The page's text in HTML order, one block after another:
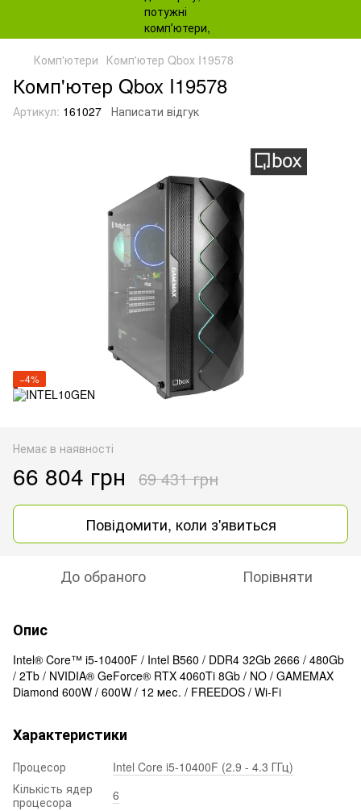
Комп'ютери Комп'ютер Qbox I19578
Комп'ютер Qbox I19578
Артикул: 161027 Написати відгук
−4%
Немає в наявності
66 804 грн 69 431 грн
Повідомити, коли з'явиться
До обраного Порівняти
Опис
Intel® Core™ i5-10400F / Intel B560 / DDR4 32Gb 2666 / 480Gb
/ 2Tb / NVIDIA® GeForce® RTX 4060Ti 8Gb / NO / GAMEMAX
Diamond 600W / 600W / 12 мес. / FREEDOS / Wi-Fi
Характеристики
Процесор
Intel Core i5-10400F (2.9 - 4.3 ГГц)
Кількість ядер
процесора
6